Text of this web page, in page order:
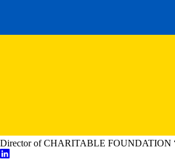
Director of CHARITABLE FOUNDATION